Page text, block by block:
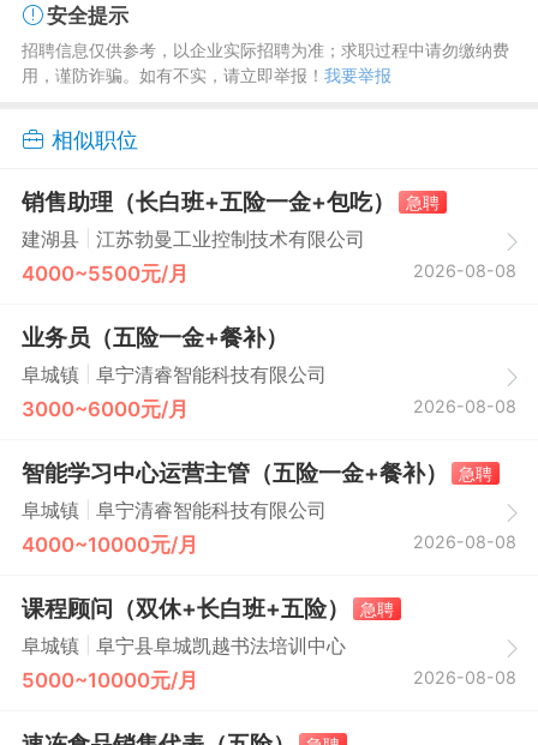
安全提示
招聘信息仅供参考，以企业实际招聘为准；求职过程中请勿缴纳费
用，谨防诈骗。如有不实，请立即举报！ 我要举报
相似职位
销售助理（长白班+五险一金+包吃）
急聘
建湖县
江苏勃曼工业控制技术有限公司
4000~5500元/月 2026-08-08
业务员（五险一金+餐补）
阜城镇 阜宁清睿智能科技有限公司
3000~6000元/月 2026-08-08
智能学习中心运营主管（五险一金+餐补）
急聘
阜城镇
阜宁清睿智能科技有限公司
4000~10000元/月 2026-08-08
课程顾问（双休+长白班+五险）
急聘
阜城镇
阜宁县阜城凯越书法培训中心
5000~10000元/月 2026-08-08